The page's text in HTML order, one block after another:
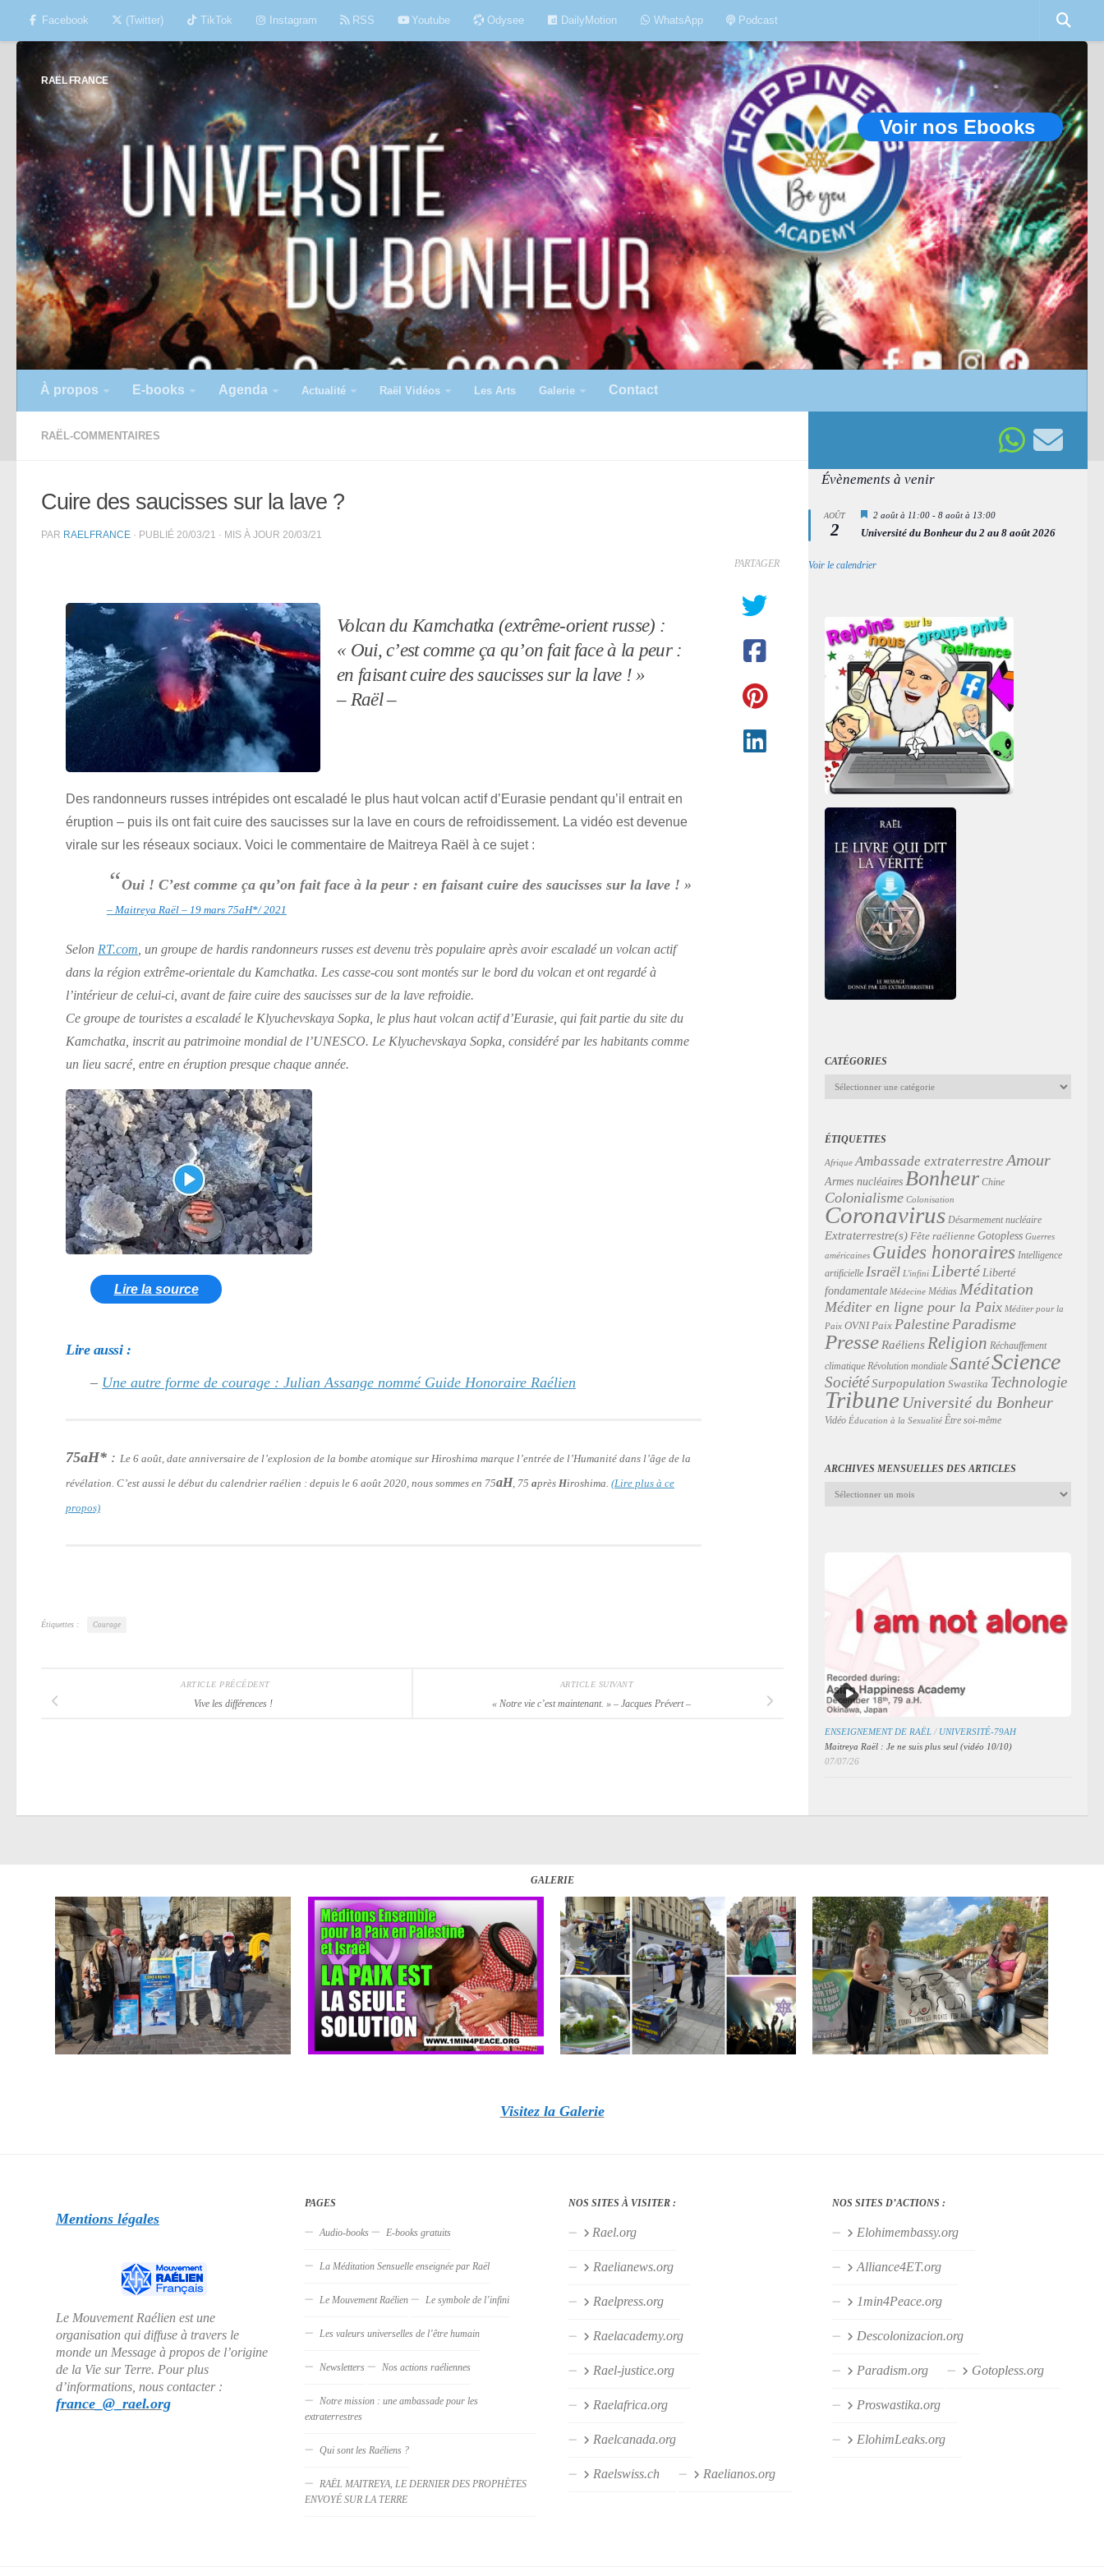
Skip to content
Facebook (Twitter) TikTok Instagram RSS Youtube Odysee DailyMotion WhatsApp Podcast
RAËL FRANCE
Voir nos Ebooks
À propos E-books Agenda Actualité Raël Vidéos Les Arts Galerie Contact
RAËL-COMMENTAIRES
Cuire des saucisses sur la lave ?
PAR RAELFRANCE · PUBLIÉ 20/03/21 · MIS À JOUR 20/03/21
Volcan du Kamchatka (extrême-orient russe) :
« Oui, c’est comme ça qu’on fait face à la peur :
en faisant cuire des saucisses sur la lave ! »
– Raël –
Des randonneurs russes intrépides ont escaladé le plus haut volcan actif d’Eurasie pendant qu’il entrait en
éruption – puis ils ont fait cuire des saucisses sur la lave en cours de refroidissement. La vidéo est devenue
virale sur les réseaux sociaux. Voici le commentaire de Maitreya Raël à ce sujet :
“Oui ! C’est comme ça qu’on fait face à la peur : en faisant cuire des saucisses sur la lave ! »
– Maitreya Raël – 19 mars 75aH*/ 2021
Selon RT.com, un groupe de hardis randonneurs russes est devenu très populaire après avoir escaladé un volcan actif
dans la région extrême-orientale du Kamchatka. Les casse-cou sont montés sur le bord du volcan et ont regardé à
l’intérieur de celui-ci, avant de faire cuire des saucisses sur de la lave refroidie.
Ce groupe de touristes a escaladé le Klyuchevskaya Sopka, le plus haut volcan actif d’Eurasie, qui fait partie du site du
Kamchatka, inscrit au patrimoine mondial de l’UNESCO. Le Klyuchevskaya Sopka, considéré par les habitants comme
un lieu sacré, entre en éruption presque chaque année.
Lire la source
Lire aussi :
– Une autre forme de courage : Julian Assange nommé Guide Honoraire Raélien
75aH* : Le 6 août, date anniversaire de l’explosion de la bombe atomique sur Hiroshima marque l’entrée de l’Humanité dans l’âge de la
révélation. C’est aussi le début du calendrier raélien : depuis le 6 août 2020, nous sommes en 75aH, 75 après Hiroshima. (Lire plus à ce
propos)
PARTAGER
Étiquettes : Courage
ARTICLE SUIVANT
« Notre vie c’est maintenant. » – Jacques Prévert –
ARTICLE PRÉCÉDENT
Vive les différences !
Évènements à venir
AOÛT
2
Mis
avant
2 août à 11:00 - 8 août à 13:00
Université du Bonheur du 2 au 8 août 2026
Voir le calendrier
CATÉGORIES
Catégories
ÉTIQUETTES
Afrique Ambassade extraterrestre Amour
Armes nucléaires Bonheur Chine
Colonialisme Colonisation
Coronavirus Désarmement nucléaire
Extraterrestre(s) Fête raélienne Gotopless Guerres
américaines Guides honoraires Intelligence
artificielle Israël L'infini Liberté Liberté
fondamentale Médecine Médias Méditation
Méditer en ligne pour la Paix Méditer pour la
Paix OVNI Paix PalestineParadisme
PresseRaéliens Religion Réchauffement
climatique Révolution mondiale SantéScience
SociétéSurpopulation Swastika Technologie
Tribune Université du Bonheur
Vidéo Éducation à la Sexualité Être soi-même
ARCHIVES MENSUELLES DES ARTICLES
Archives
ENSEIGNEMENT DE RAËL / UNIVERSITÉ-79AH
Maitreya Raël : Je ne suis plus seul (vidéo 10/10)
07/07/26
GALERIE
Visitez la Galerie
Mentions légales
Le Mouvement Raélien est une
organisation qui diffuse à travers le
monde un Message à propos de l’origine
de la Vie sur Terre. Pour plus
d’informations, nous contacter :
france_@_rael.org
PAGES
Audio-books E-books gratuits
La Méditation Sensuelle enseignée par Raël
Le Mouvement Raélien Le symbole de l’infini
Les valeurs universelles de l’être humain
Newsletters Nos actions raéliennes
Notre mission : une ambassade pour les
extraterrestres
Qui sont les Raéliens ?
RAËL MAITREYA, LE DERNIER DES PROPHÈTES
ENVOYÉ SUR LA TERRE
NOS SITES À VISITER :
Rael.org
Raelianews.org
Raelpress.org
Raelacademy.org
Rael-justice.org
Raelafrica.org
Raelcanada.org
Raelswiss.ch Raelianos.org
NOS SITES D’ACTIONS :
Elohimembassy.org
Alliance4ET.org
1min4Peace.org
Descolonizacion.org
Paradism.org Gotopless.org
Proswastika.org
ElohimLeaks.org